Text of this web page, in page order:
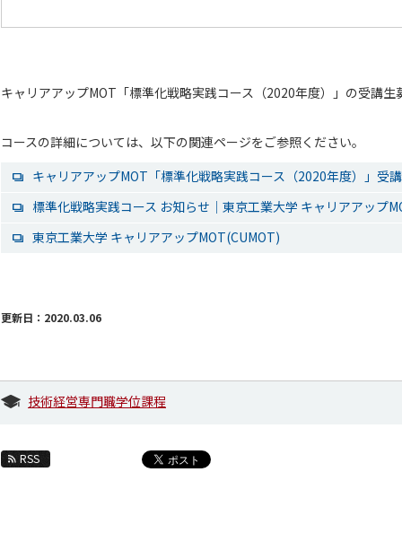
キャリアアップMOT「標準化戦略実践コース（2020年度）」の受講生
コースの詳細については、以下の関連ページをご参照ください。
キャリアアップMOT「標準化戦略実践コース（2020年度）」受
標準化戦略実践コース お知らせ｜東京工業大学 キャリアアップ
東京工業大学 キャリアアップMOT(CUMOT)
更新日：2020.03.06
技術経営専門職学位課程
RSS